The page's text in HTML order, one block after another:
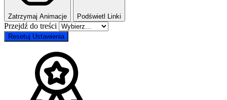
Zatrzymaj Animacje Podświetl Linki
Przejdź do treści
Resetuj Ustawienia